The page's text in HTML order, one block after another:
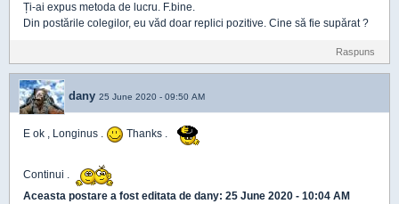
Ți-ai expus metoda de lucru. F.bine.
Din postările colegilor, eu văd doar replici pozitive. Cine să fie supărat ?
Raspuns
dany 25 June 2020 - 09:50 AM
E ok , Longinus . Thanks .
Continui .
Aceasta postare a fost editata de dany: 25 June 2020 - 10:04 AM